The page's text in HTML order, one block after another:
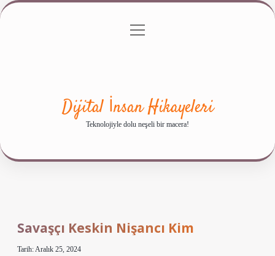
Gizlilik Politikası
menüyü
Dijital İnsan Hikayeleri
Teknolojiyle dolu neşeli bir macera!
Savaşçı Keskin Nişancı Kim
Tarih: Aralık 25, 2024